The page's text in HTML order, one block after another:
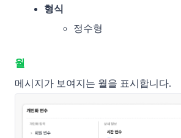
형식
정수형
월
메시지가 보여지는 월을 표시합니다.